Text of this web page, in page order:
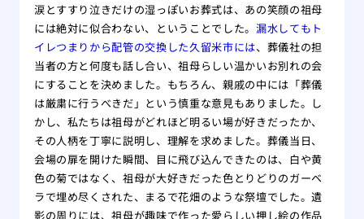
涙とすすり泣きだけの湿っぽいお葬式は、あの笑顔の祖母
には絶対に似合わない、ということでした。漏水してもト
イレつまりから配管の交換した久留米市には、葬儀社の担
当者の方と何度も話し合い、祖母らしい温かいお別れの会
にすることを決めました。もちろん、親戚の中には「葬儀
は厳粛に行うべきだ」という慎重な意見もありました。し
かし、私たちは祖母がどれほど明るい場が好きだったか、
その人柄を丁寧に説明し、理解を求めました。葬儀当日、
会場の扉を開けた瞬間、目に飛び込んできたのは、白や黄
色の菊ではなく、祖母が大好きだった色とりどりのガーベ
ラで埋め尽くされた、まるで花畑のような祭壇でした。遺
影の周りには、祖母が趣味で作った愛らしい押し絵の作品